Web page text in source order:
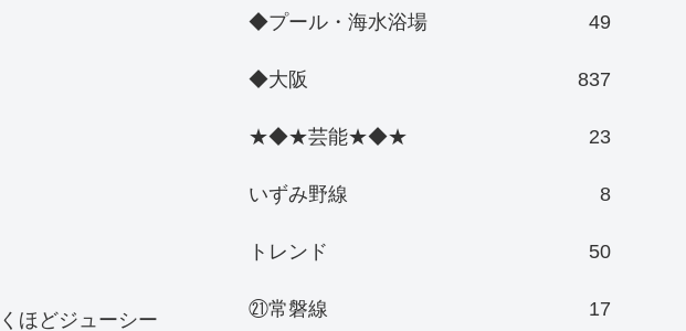
ほどジューシー
◆プール・海水浴場 49
◆大阪 837
★◆★芸能★◆★ 23
いずみ野線 8
トレンド 50
㉑常磐線 17